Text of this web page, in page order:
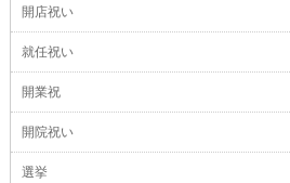
開店祝い
就任祝い
開業祝
開院祝い
選挙